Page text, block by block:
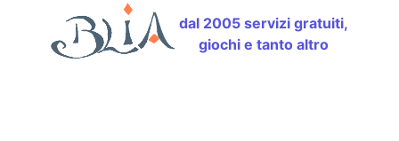
dal 2005 servizi gratuiti,
giochi e tanto altro